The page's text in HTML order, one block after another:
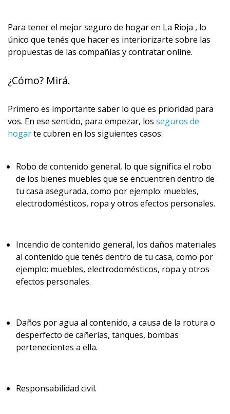
Para tener el mejor seguro de hogar en La Rioja , lo
único que tenés que hacer es interiorizarte sobre las
propuestas de las compañías y contratar online.
¿Cómo? Mirá.
Primero es importante saber lo que es prioridad para
vos. En ese sentido, para empezar, los seguros de
hogarte cubren en los siguientes casos:
Robo de contenido general, lo que significa el robo
de los bienes muebles que se encuentren dentro de
tu casa asegurada, como por ejemplo: muebles,
electrodomésticos, ropa y otros efectos personales.
Incendio de contenido general, los daños materiales
al contenido que tenés dentro de tu casa, como por
ejemplo: muebles, electrodomésticos, ropa y otros
efectos personales.
Daños por agua al contenido, a causa de la rotura o
desperfecto de cañerías, tanques, bombas
pertenecientes a ella.
Responsabilidad civil.